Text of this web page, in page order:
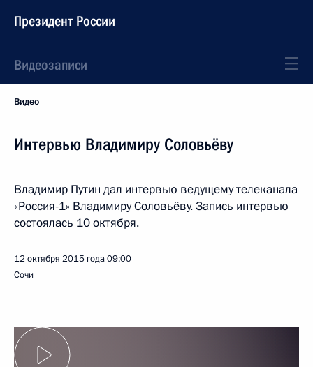
Президент России
Видеозаписи
Видео
Интервью Владимиру Соловьёву
Владимир Путин дал интервью ведущему телеканала
«Россия-1» Владимиру Соловьёву. Запись интервью
состоялась 10 октября.
12 октября 2015 года09:00
Сочи